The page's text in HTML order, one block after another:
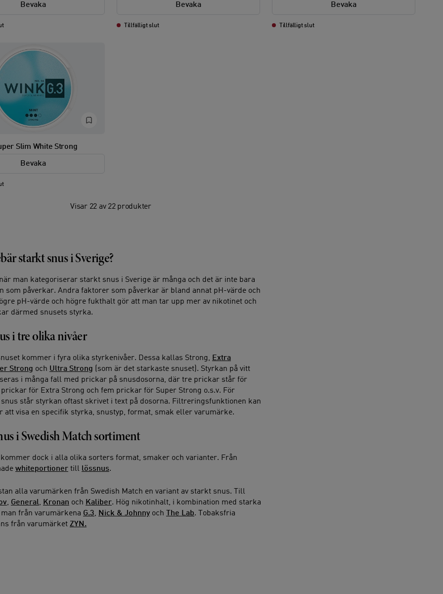
Bevaka Bevaka
Tillfälligt slut
Bevaka
Tillfälligt slut
Slim White Strong
Bevaka
Visar 22 av 22 produkter
starkt snus i Sverige?
man kategoriserar starkt snus i Sverige är många och det är inte bara
som påverkar. Andra faktorer som påverkar är bland annat pH-värde och
pH-värde och högre fukthalt gör att man tar upp mer av nikotinet och
därmed snusets styrka.
i tre olika nivåer
kommer i fyra olika styrkenivåer. Dessa kallas Strong, Extra
Strong och Ultra Strong (som är det starkaste snuset). Styrkan på vitt
i många fall med prickar på snusdosorna, där tre prickar står för
för Extra Strong och fem prickar för Super Strong o.s.v. För
står styrkan oftast skrivet i text på dosorna. Filtreringsfunktionen kan
att visa en specifik styrka, snustyp, format, smak eller varumärke.
i Swedish Match sortiment
dock i alla olika sorters format, smaker och varianter. Från
whiteportioner till lössnus.
alla varumärken från Swedish Match en variant av starkt snus. Till
, General, Kronan och Kaliber. Hög nikotinhalt, i kombination med starka
från varumärkena G.3, Nick & Johnnyoch The Lab. Tobaksfria
från varumärket ZYN.